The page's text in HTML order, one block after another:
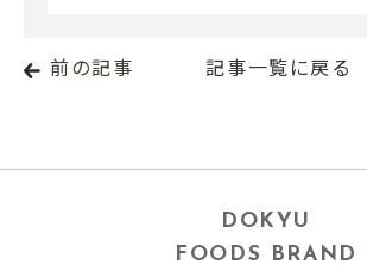
前の記事 記事一覧に戻る
DOKYU
FOODS BRAND